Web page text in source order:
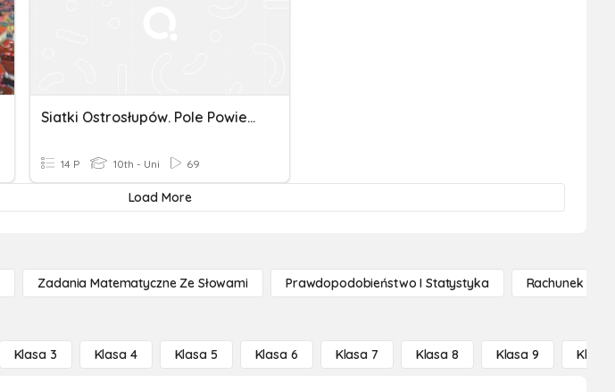
Siatki Ostrosłupów. Pole Powierzchni.
14 P 10th - Uni 69
Load More
Zadania Matematyczne Ze Słowami Prawdopodobieństwo I Statystyka Rachunek
Klasa 3 Klasa 4 Klasa 5 Klasa 6 Klasa 7 Klasa 8 Klasa 9 Klasa